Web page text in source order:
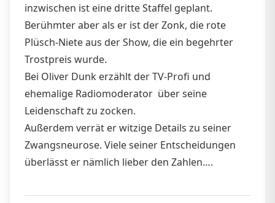
inzwischen ist eine dritte Staffel geplant.
Berühmter aber als er ist der Zonk, die rote
Plüsch-Niete aus der Show, die ein begehrter
Trostpreis wurde.
Bei Oliver Dunk erzählt der TV-Profi und
ehemalige Radiomoderator über seine
Leidenschaft zu zocken.
Außerdem verrät er witzige Details zu seiner
Zwangsneurose. Viele seiner Entscheidungen
überlässt er nämlich lieber den Zahlen….